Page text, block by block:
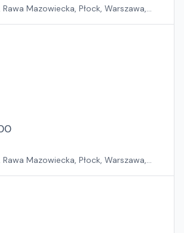
Mazowiecka, Płock, Warszawa,
Mazowiecka, Płock, Warszawa,